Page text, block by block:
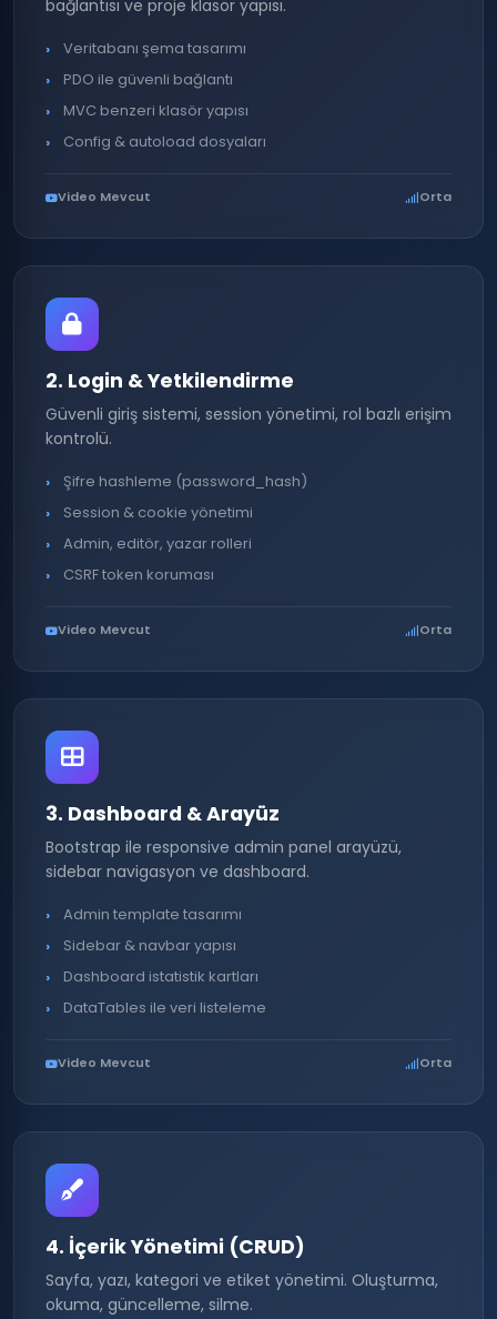
bağlantısı ve proje klasör yapısı.
Veritabanı şema tasarımı
PDO ile güvenli bağlantı
MVC benzeri klasör yapısı
Config & autoload dosyaları
Video Mevcut Orta
2. Login & Yetkilendirme
Güvenli giriş sistemi, session yönetimi, rol bazlı erişim
kontrolü.
Şifre hashleme (password_hash)
Session & cookie yönetimi
Admin, editör, yazar rolleri
CSRF token koruması
Video Mevcut Orta
3. Dashboard & Arayüz
Bootstrap ile responsive admin panel arayüzü,
sidebar navigasyon ve dashboard.
Admin template tasarımı
Sidebar & navbar yapısı
Dashboard istatistik kartları
DataTables ile veri listeleme
Video Mevcut Orta
4. İçerik Yönetimi (CRUD)
Sayfa, yazı, kategori ve etiket yönetimi. Oluşturma,
okuma, güncelleme, silme.